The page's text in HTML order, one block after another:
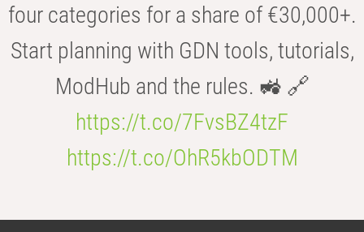
four categories for a share of €30,000+.
Start planning with GDN tools, tutorials,
ModHub and the rules. 🚜 🔗
https://t.co/7FvsBZ4tzF
https://t.co/OhR5kbODTM